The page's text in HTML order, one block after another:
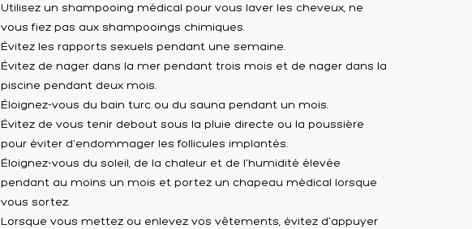
Utilisez un shampooing médical pour vous laver les cheveux, ne
vous fiez pas aux shampooings chimiques.
Évitez les rapports sexuels pendant une semaine.
Évitez de nager dans la mer pendant trois mois et de nager dans la
piscine pendant deux mois.
Éloignez-vous du bain turc ou du sauna pendant un mois.
Évitez de vous tenir debout sous la pluie directe ou la poussière
pour éviter d'endommager les follicules implantés.
Éloignez-vous du soleil, de la chaleur et de l'humidité élevée
pendant au moins un mois et portez un chapeau médical lorsque
vous sortez.
Lorsque vous mettez ou enlevez vos vêtements, évitez d'appuyer